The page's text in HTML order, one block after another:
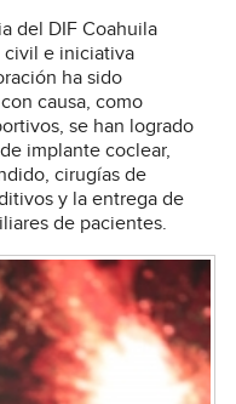
del DIF Coahuila
civil e iniciativa
ha sido
causa, como
se han logrado
implante coclear,
cirugías de
y la entrega de
de pacientes.